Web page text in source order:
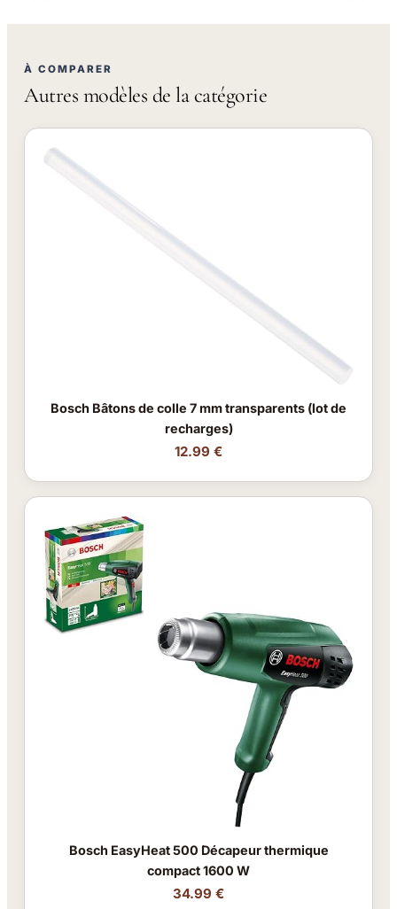
À COMPARER
Autres modèles de la catégorie
Bosch Bâtons de colle 7 mm transparents (lot de
recharges)
12.99 €
Bosch EasyHeat 500 Décapeur thermique
compact 1600 W
34.99 €